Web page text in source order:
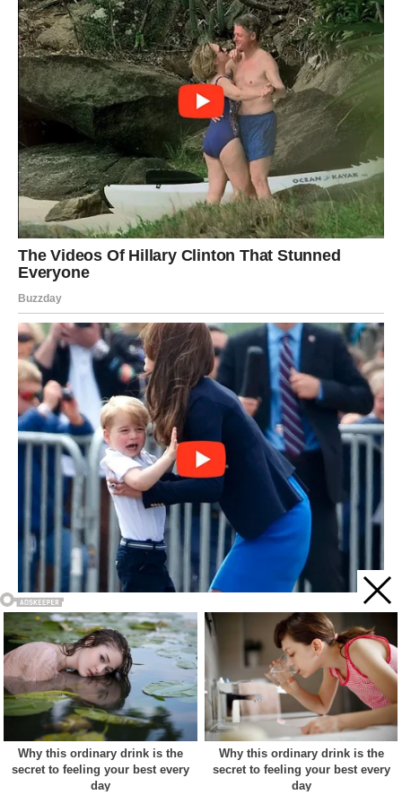
Acest site web folosește cookie-uri pentru a vă îmbunătăți
experiența. Vom presupune că sunteți de acord cu asta dacă
vă continuați navigarea.
Cookie settings ACCEPT